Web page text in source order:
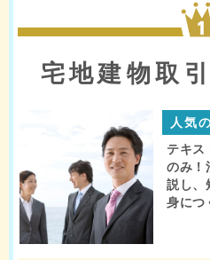
宅地建物取
人気
テキス
のみ！
説し、
身につ